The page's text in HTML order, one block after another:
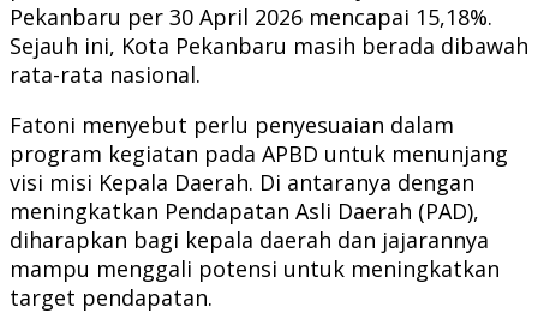
Pekanbaru per 30 April 2026 mencapai 15,18%.
Sejauh ini, Kota Pekanbaru masih berada dibawah
rata-rata nasional.
Fatoni menyebut perlu penyesuaian dalam
program kegiatan pada APBD untuk menunjang
visi misi Kepala Daerah. Di antaranya dengan
meningkatkan Pendapatan Asli Daerah (PAD),
diharapkan bagi kepala daerah dan jajarannya
mampu menggali potensi untuk meningkatkan
target pendapatan.